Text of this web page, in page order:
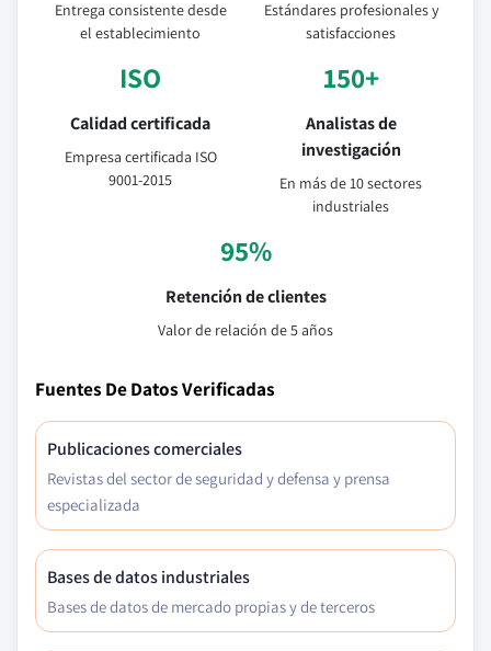
Entrega consistente desde
el establecimiento
Estándares profesionales y
satisfacciones
ISO
Calidad certificada
Empresa certificada ISO
9001-2015
150+
Analistas de
investigación
En más de 10 sectores
industriales
95%
Retención de clientes
Valor de relación de 5 años
Fuentes De Datos Verificadas
Publicaciones comerciales
Revistas del sector de seguridad y defensa y prensa
especializada
Bases de datos industriales
Bases de datos de mercado propias y de terceros